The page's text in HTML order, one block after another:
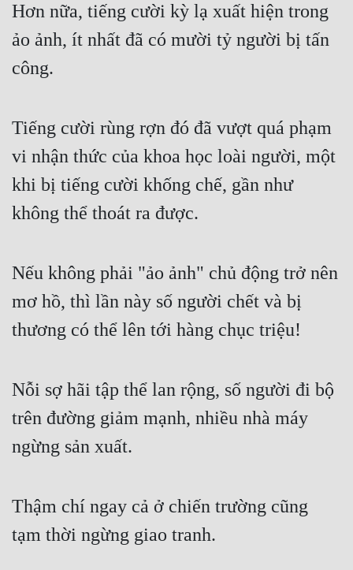
Dã Sử
Góc Nhìn Nam
Góc Nhìn Nữ
Huyền Huyễn
Huyền Ảo
Hài Hước
Hệ Thống
Khoa Huyễn
Khoa Huyễn Không Gian
Hơn nữa, tiếng cười kỳ lạ xuất hiện trong
ảo ảnh, ít nhất đã có mười tỷ người bị tấn
công.
Tiếng cười rùng rợn đó đã vượt quá phạm
vi nhận thức của khoa học loài người, một
khi bị tiếng cười khống chế, gần như
không thể thoát ra được.
Nếu không phải "ảo ảnh" chủ động trở nên
mơ hồ, thì lần này số người chết và bị
thương có thể lên tới hàng chục triệu!
Nỗi sợ hãi tập thể lan rộng, số người đi bộ
trên đường giảm mạnh, nhiều nhà máy
ngừng sản xuất.
Thậm chí ngay cả ở chiến trường cũng
tạm thời ngừng giao tranh.